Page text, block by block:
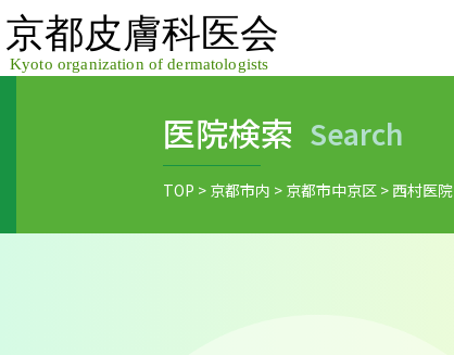
Skip
to
content
医院検索 Search
TOP > 京都市内 > 京都市中京区> 西村医院